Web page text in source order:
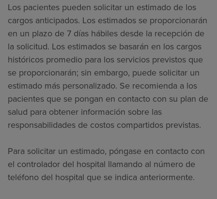
Los pacientes pueden solicitar un estimado de los
cargos anticipados. Los estimados se proporcionarán
en un plazo de 7 días hábiles desde la recepción de
la solicitud. Los estimados se basarán en los cargos
históricos promedio para los servicios previstos que
se proporcionarán; sin embargo, puede solicitar un
estimado más personalizado. Se recomienda a los
pacientes que se pongan en contacto con su plan de
salud para obtener información sobre las
responsabilidades de costos compartidos previstas.
Para solicitar un estimado, póngase en contacto con
el controlador del hospital llamando al número de
teléfono del hospital que se indica anteriormente.